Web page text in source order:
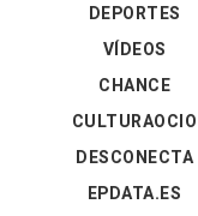
DEPORTES
VÍDEOS
CHANCE
CULTURAOCIO
DESCONECTA
EPDATA.ES